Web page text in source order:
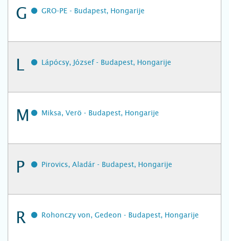
G GRO-PE - Budapest, Hongarije
L Lápócsy, József - Budapest, Hongarije
M Miksa, Verö - Budapest, Hongarije
P Pirovics, Aladár - Budapest, Hongarije
R Rohonczy von, Gedeon - Budapest, Hongarije